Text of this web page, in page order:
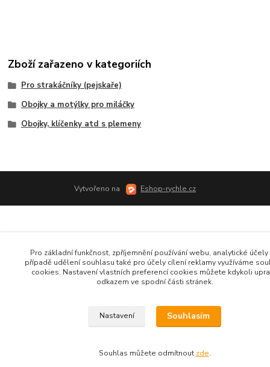
Zboží zařazeno v kategoriích
Pro strakáčníky (pejskaře)
Obojky a motýlky pro miláčky
Obojky, klíčenky atd s plemeny
Vytvořeno na Eshop-rychle.cz
Pro základní funkčnost, zpříjemnění používání webu, analytické účely
případě udělení souhlasu také pro účely cílení reklamy využíváme
cookies. Nastavení vlastních preferencí cookies můžete kdykoli
odkazem ve spodní části stránek.
Nastavení Souhlasím
Souhlas můžete odmítnout zde.